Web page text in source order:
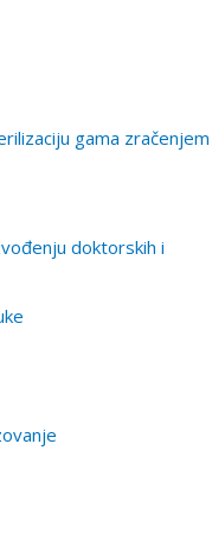
gama zračenjem
doktorskih i